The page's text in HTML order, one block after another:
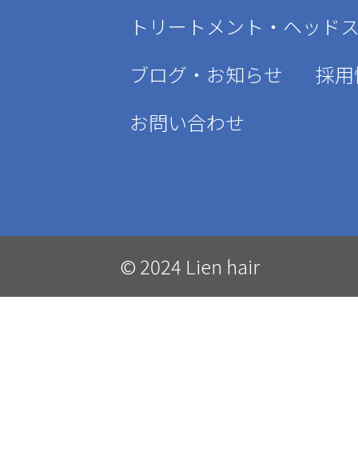
トリートメント・ヘッド
ブログ・お知らせ
採
お問い合わせ
© 2024 Lien hair